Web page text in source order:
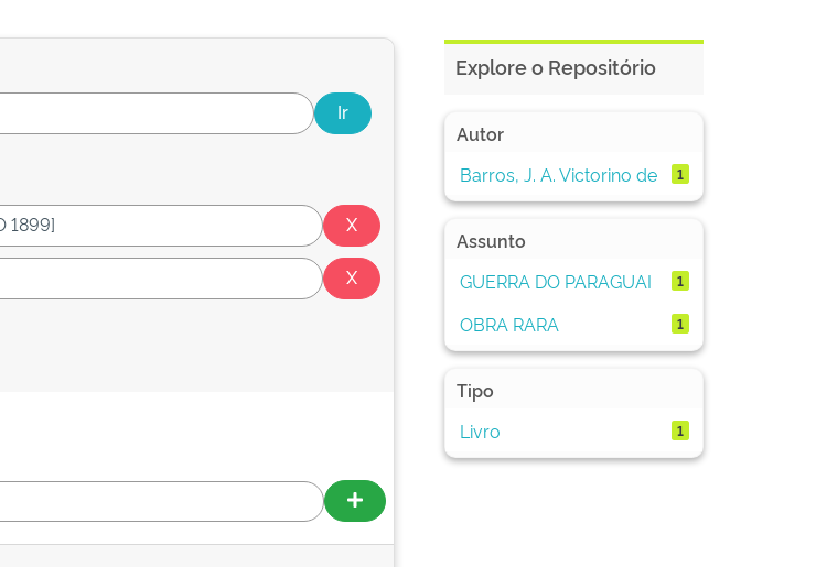
Explore o Repositório
Autor
Barros, J. A. Victorino de
1
Assunto
GUERRA DO PARAGUAI
1
OBRA RARA 1
Tipo
Livro
1